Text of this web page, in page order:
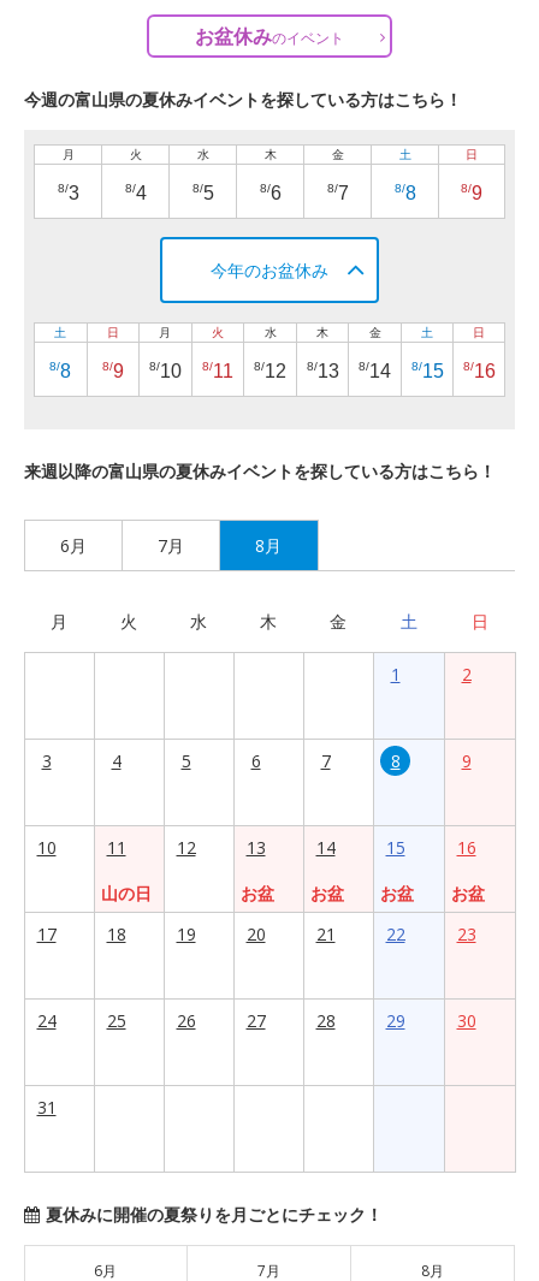
お盆休みのイベント
今週の富山県の夏休みイベントを探している方はこちら！
月
8/3
火
8/4
水
8/5
木
8/6
金
8/7
土
8/8
日
8/9
今年のお盆休み
土
8/8
日
8/9
月
8/10
火
8/11
水
8/12
木
8/13
金
8/14
土
8/15
日
8/16
来週以降の富山県の夏休みイベントを探している方はこちら！
6月 7月 8月
月 火 水 木 金 土 日
1 2
3 4 5 6 7 8 9
10
11
山の日
12
13
お盆
14
お盆
15
お盆
16
お盆
17
18 19 20 21 22 23
24 25 26 27 28 29 30
31
夏休みに開催の夏祭りを月ごとにチェック！
6月 7月 8月